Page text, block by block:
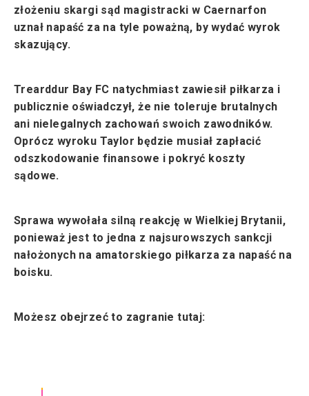
złożeniu skargi sąd magistracki w Caernarfon
uznał napaść za na tyle poważną, by wydać wyrok
skazujący.
Trearddur Bay FC natychmiast zawiesił piłkarza i
publicznie oświadczył, że nie toleruje brutalnych
ani nielegalnych zachowań swoich zawodników.
Oprócz wyroku Taylor będzie musiał zapłacić
odszkodowanie finansowe i pokryć koszty
sądowe.
Sprawa wywołała silną reakcję w Wielkiej Brytanii,
ponieważ jest to jedna z najsurowszych sankcji
nałożonych na amatorskiego piłkarza za napaść na
boisku.
Możesz obejrzeć to zagranie tutaj: